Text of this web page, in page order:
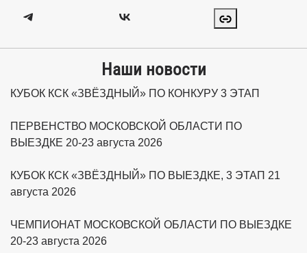
Наши новости
КУБОК КСК «ЗВЁЗДНЫЙ» ПО КОНКУРУ 3 ЭТАП
ПЕРВЕНСТВО МОСКОВСКОЙ ОБЛАСТИ ПО
ВЫЕЗДКЕ 20-23 августа 2026
КУБОК КСК «ЗВЁЗДНЫЙ» ПО ВЫЕЗДКЕ, 3 ЭТАП 21
августа 2026
ЧЕМПИОНАТ МОСКОВСКОЙ ОБЛАСТИ ПО ВЫЕЗДКЕ
20-23 августа 2026